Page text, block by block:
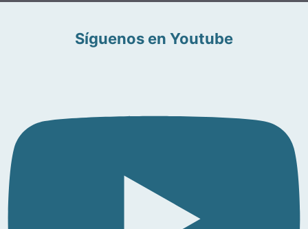
Síguenos en Youtube